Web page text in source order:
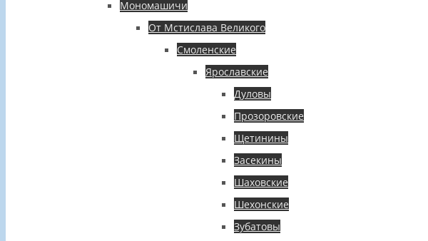
Мономашичи
От Мстислава Великого
Смоленские
Ярославские
Дуловы
Прозоровские
Щетинины
Засекины
Шаховские
Шехонские
Зубатовы